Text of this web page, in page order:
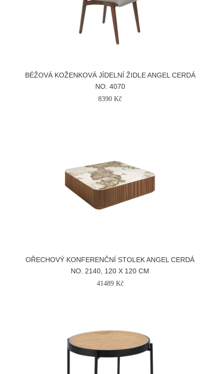
BÉŽOVÁ KOŽENKOVÁ JÍDELNÍ ŽIDLE ANGEL CERDÁ
NO. 4070
8390 Kč
OŘECHOVÝ KONFERENČNÍ STOLEK ANGEL CERDÁ
NO. 2140, 120 X 120 CM
41489 Kč